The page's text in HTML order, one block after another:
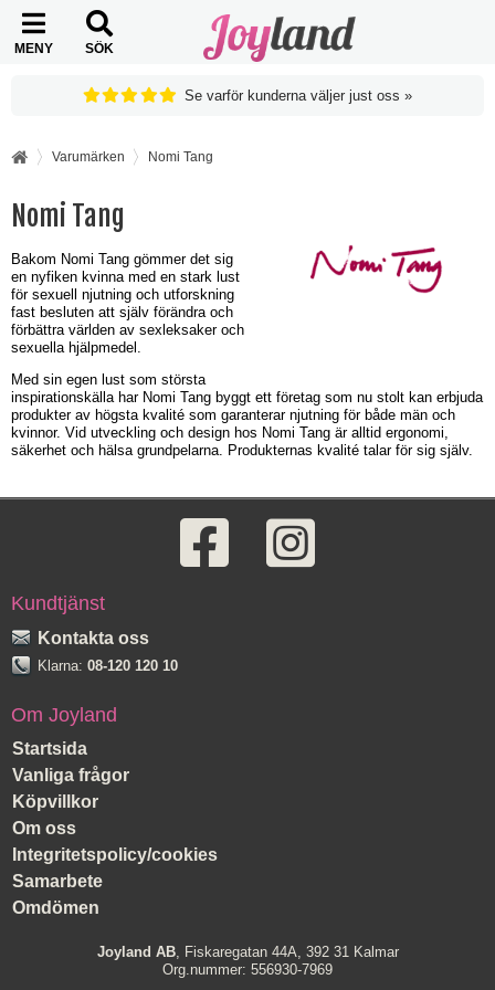
MENY SÖK
Se varför kunderna väljer just oss »
Varumärken Nomi Tang
Nomi Tang
Bakom Nomi Tang gömmer det sig
en nyfiken kvinna med en stark lust
för sexuell njutning och utforskning
fast besluten att själv förändra och
förbättra världen av sexleksaker och
sexuella hjälpmedel.
Med sin egen lust som största
inspirationskälla har Nomi Tang byggt ett företag som nu stolt kan erbjuda
produkter av högsta kvalité som garanterar njutning för både män och
kvinnor. Vid utveckling och design hos Nomi Tang är alltid ergonomi,
säkerhet och hälsa grundpelarna. Produkternas kvalité talar för sig själv.
Kundtjänst
Kontakta oss
Klarna: 08-120 120 10
Om Joyland
Startsida
Vanliga frågor
Köpvillkor
Om oss
Integritetspolicy/cookies
Samarbete
Omdömen
Joyland AB, Fiskaregatan 44A, 392 31 Kalmar
Org.nummer: 556930-7969